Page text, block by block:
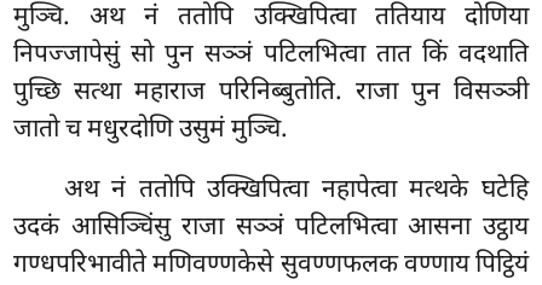
मुञ्चि. अथ नं ततोपि उक्खिपित्वा ततियाय दोणिया
निपज्जापेसुं सो पुन सञ्ञं पटिलभित्वा तात किं वदथाति
पुच्छि सत्था महाराज परिनिब्बुतोति. राजा पुन विसञ्ञी
जातो च मधुरदोणि उसुमं मुञ्चि.
अथ नं ततोपि उक्खिपित्वा नहापेत्वा मत्थके घटेहि
उदकं आसिञ्चिंसु राजा सञ्ञं पटिलभित्वा आसना उट्ठाय
गण्धपरिभावीते मणिवण्णकेसे सुवण्णफलक वण्णाय पिट्ठियं